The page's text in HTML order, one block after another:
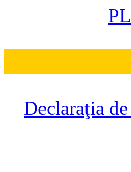
Declaraţia